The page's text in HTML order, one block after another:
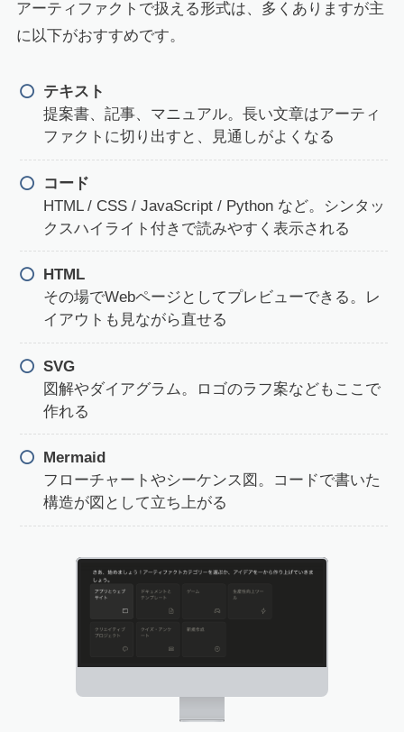
アーティファクトで扱える形式は、多くありますが主
に以下がおすすめです。
テキスト
提案書、記事、マニュアル。長い文章はアーティ
ファクトに切り出すと、見通しがよくなる
コード
HTML / CSS / JavaScript / Python など。シンタッ
クスハイライト付きで読みやすく表示される
HTML
その場でWebページとしてプレビューできる。レ
イアウトも見ながら直せる
SVG
図解やダイアグラム。ロゴのラフ案などもここで
作れる
Mermaid
フローチャートやシーケンス図。コードで書いた
構造が図として立ち上がる